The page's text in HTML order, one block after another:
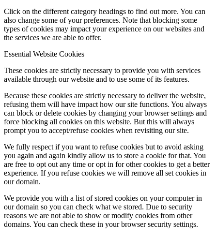
Click on the different category headings to find out more. You can
also change some of your preferences. Note that blocking some
types of cookies may impact your experience on our websites and
the services we are able to offer.
Essential Website Cookies
These cookies are strictly necessary to provide you with services
available through our website and to use some of its features.
Because these cookies are strictly necessary to deliver the website,
refusing them will have impact how our site functions. You always
can block or delete cookies by changing your browser settings and
force blocking all cookies on this website. But this will always
prompt you to accept/refuse cookies when revisiting our site.
We fully respect if you want to refuse cookies but to avoid asking
you again and again kindly allow us to store a cookie for that. You
are free to opt out any time or opt in for other cookies to get a better
experience. If you refuse cookies we will remove all set cookies in
our domain.
We provide you with a list of stored cookies on your computer in
our domain so you can check what we stored. Due to security
reasons we are not able to show or modify cookies from other
domains. You can check these in your browser security settings.